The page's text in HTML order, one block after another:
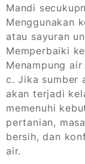
Mandi
Menggunakan
atau sayuran
Memperbaiki
Menampung
c. Jika sumber
akan terjadi
memenuhi
pertanian,
bersih, dan
air.